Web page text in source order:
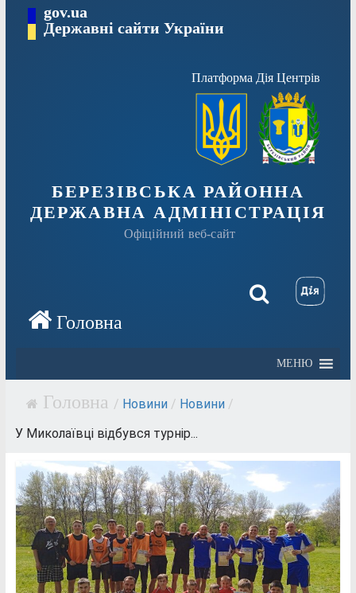
Перейтиgov.ua
Державні сайти України
Платформа Дія Центрів
БЕРЕЗІВСЬКА РАЙОННА
ДЕРЖАВНА АДМІНІСТРАЦІЯ
Офіційний веб-сайт
МЕНЮ
/ Новини / Новини /
У Миколаївці відбувся турнір...